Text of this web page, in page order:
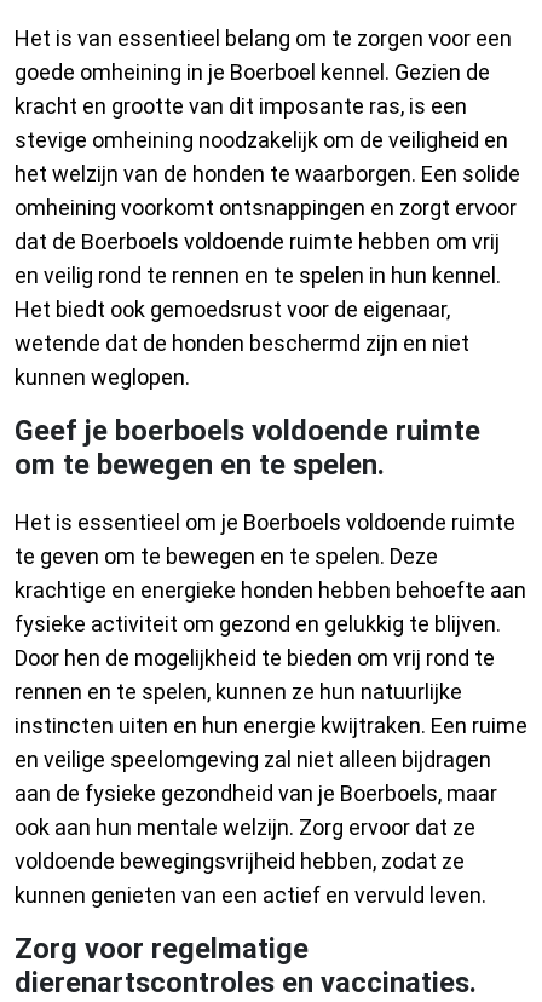
Het is van essentieel belang om te zorgen voor een
goede omheining in je Boerboel kennel. Gezien de
kracht en grootte van dit imposante ras, is een
stevige omheining noodzakelijk om de veiligheid en
het welzijn van de honden te waarborgen. Een solide
omheining voorkomt ontsnappingen en zorgt ervoor
dat de Boerboels voldoende ruimte hebben om vrij
en veilig rond te rennen en te spelen in hun kennel.
Het biedt ook gemoedsrust voor de eigenaar,
wetende dat de honden beschermd zijn en niet
kunnen weglopen.
Geef je boerboels voldoende ruimte
om te bewegen en te spelen.
Het is essentieel om je Boerboels voldoende ruimte
te geven om te bewegen en te spelen. Deze
krachtige en energieke honden hebben behoefte aan
fysieke activiteit om gezond en gelukkig te blijven.
Door hen de mogelijkheid te bieden om vrij rond te
rennen en te spelen, kunnen ze hun natuurlijke
instincten uiten en hun energie kwijtraken. Een ruime
en veilige speelomgeving zal niet alleen bijdragen
aan de fysieke gezondheid van je Boerboels, maar
ook aan hun mentale welzijn. Zorg ervoor dat ze
voldoende bewegingsvrijheid hebben, zodat ze
kunnen genieten van een actief en vervuld leven.
Zorg voor regelmatige
dierenartscontroles en vaccinaties.